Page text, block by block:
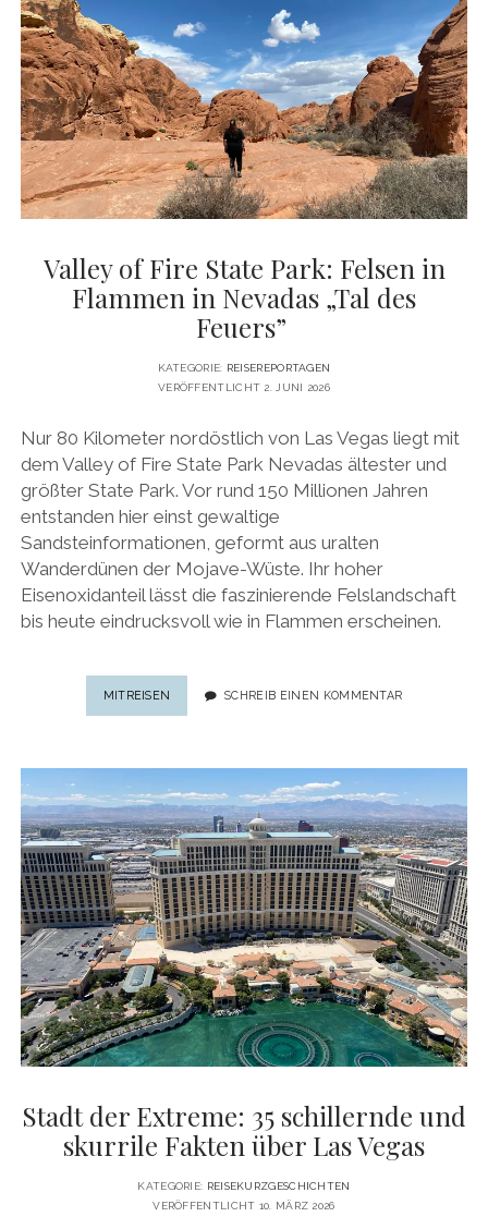
SCHILLERNDEN
WÜSTENMETROPOLE
Valley of Fire State Park: Felsen in
Flammen in Nevadas „Tal des
Feuers”
KATEGORIE: REISEREPORTAGEN
VERÖFFENTLICHT 2. JUNI 2026
Nur 80 Kilometer nordöstlich von Las Vegas liegt mit
dem Valley of Fire State Park Nevadas ältester und
größter State Park. Vor rund 150 Millionen Jahren
entstanden hier einst gewaltige
Sandsteinformationen, geformt aus uralten
Wanderdünen der Mojave-Wüste. Ihr hoher
Eisenoxidanteil lässt die faszinierende Felslandschaft
bis heute eindrucksvoll wie in Flammen erscheinen.
MITREISEN
VALLEY
OF
FELSEN
IN
FLAMMEN
IN
NEVADAS
„TAL
DES
FEUERS”
SCHREIB EINEN KOMMENTAR
Stadt der Extreme: 35 schillernde und
skurrile Fakten über Las Vegas
KATEGORIE: REISEKURZGESCHICHTEN
VERÖFFENTLICHT 10. MÄRZ 2026